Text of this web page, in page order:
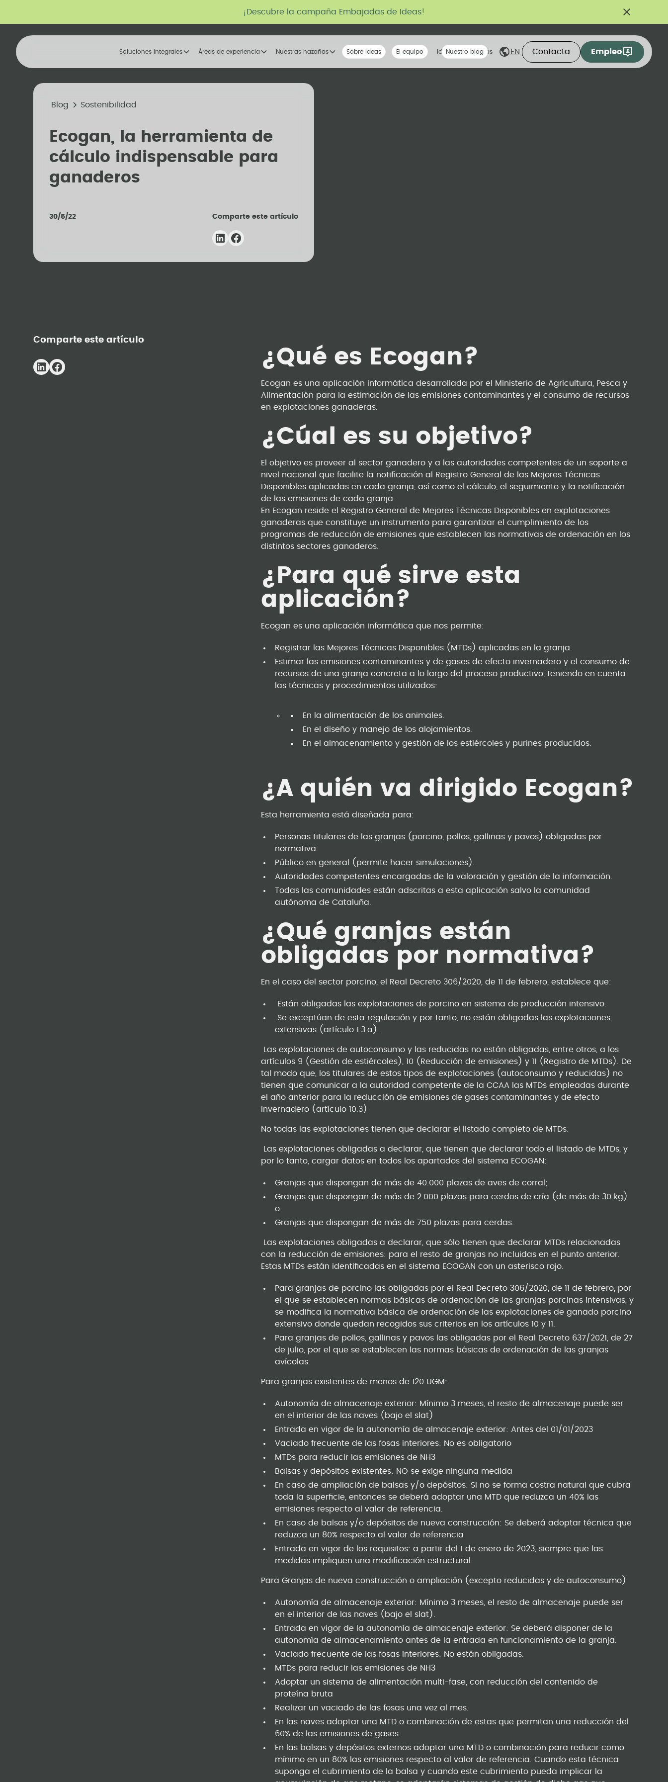
¡Descubre la campaña Embajadas de Ideas!
Soluciones integrales Áreas de experiencia Nuestras hazañas Nuestra voz
Sobre Ideas La tribu
El equipo Ideas compartidas
Nuestro blog EN Contacta Empleo
Blog Sostenibilidad
Ecogan, la herramienta de
cálculo indispensable para
ganaderos
30/5/22 Comparte este artículo
Comparte este artículo
¿Qué es Ecogan?
Ecogan es una aplicación informática desarrollada por el Ministerio de Agricultura, Pesca y
Alimentación para la estimación de las emisiones contaminantes y el consumo de recursos
en explotaciones ganaderas.
¿Cúal es su objetivo?
El objetivo es proveer al sector ganadero y a las autoridades competentes de un soporte a
nivel nacional que facilite la notificación al Registro General de las Mejores Técnicas
Disponibles aplicadas en cada granja, así como el cálculo, el seguimiento y la notificación
de las emisiones de cada granja.
En Ecogan reside el Registro General de Mejores Técnicas Disponibles en explotaciones
ganaderas que constituye un instrumento para garantizar el cumplimiento de los
programas de reducción de emisiones que establecen las normativas de ordenación en los
distintos sectores ganaderos.
¿Para qué sirve esta
aplicación?
Ecogan es una aplicación informática que nos permite:
Registrar las Mejores Técnicas Disponibles (MTDs) aplicadas en la granja.
Estimar las emisiones contaminantes y de gases de efecto invernadero y el consumo de
recursos de una granja concreta a lo largo del proceso productivo, teniendo en cuenta
las técnicas y procedimientos utilizados:
En la alimentación de los animales.
En el diseño y manejo de los alojamientos.
En el almacenamiento y gestión de los estiércoles y purines producidos.
¿A quién va dirigido Ecogan?
Esta herramienta está diseñada para:
Personas titulares de las granjas (porcino, pollos, gallinas y pavos) obligadas por
normativa.
Público en general (permite hacer simulaciones).
Autoridades competentes encargadas de la valoración y gestión de la información.
Todas las comunidades están adscritas a esta aplicación salvo la comunidad
autónoma de Cataluña.
¿Qué granjas están
obligadas por normativa?
En el caso del sector porcino, el Real Decreto 306/2020, de 11 de febrero, establece que:
­ Están obligadas las explotaciones de porcino en sistema de producción intensivo.
­ Se exceptúan de esta regulación y por tanto, no están obligadas las explotaciones
extensivas (artículo 1.3.a).
­ Las explotaciones de autoconsumo y las reducidas no están obligadas, entre otros, a los
artículos 9 (Gestión de estiércoles), 10 (Reducción de emisiones) y 11 (Registro de MTDs). De
tal modo que, los titulares de estos tipos de explotaciones (autoconsumo y reducidas) no
tienen que comunicar a la autoridad competente de la CCAA las MTDs empleadas durante
el año anterior para la reducción de emisiones de gases contaminantes y de efecto
invernadero (artículo 10.3)
No todas las explotaciones tienen que declarar el listado completo de MTDs:
­ Las explotaciones obligadas a declarar, que tienen que declarar todo el listado de MTDs, y
por lo tanto, cargar datos en todos los apartados del sistema ECOGAN:
Granjas que dispongan de más de 40.000 plazas de aves de corral;
Granjas que dispongan de más de 2.000 plazas para cerdos de cría (de más de 30 kg)
o
Granjas que dispongan de más de 750 plazas para cerdas.
­ Las explotaciones obligadas a declarar, que sólo tienen que declarar MTDs relacionadas
con la reducción de emisiones: para el resto de granjas no incluidas en el punto anterior.
Estas MTDs están identificadas en el sistema ECOGAN con un asterisco rojo.
Para granjas de porcino las obligadas por el Real Decreto 306/2020, de 11 de febrero, por
el que se establecen normas básicas de ordenación de las granjas porcinas intensivas, y
se modifica la normativa básica de ordenación de las explotaciones de ganado porcino
extensivo donde quedan recogidos sus criterios en los artículos 10 y 11.
Para granjas de pollos, gallinas y pavos las obligadas por el Real Decreto 637/2021, de 27
de julio, por el que se establecen las normas básicas de ordenación de las granjas
avícolas.
Para granjas existentes de menos de 120 UGM:
Autonomía de almacenaje exterior: Mínimo 3 meses, el resto de almacenaje puede ser
en el interior de las naves (bajo el slat)
Entrada en vigor de la autonomía de almacenaje exterior: Antes del 01/01/2023
Vaciado frecuente de las fosas interiores: No es obligatorio
MTDs para reducir las emisiones de NH3
Balsas y depósitos existentes: NO se exige ninguna medida
En caso de ampliación de balsas y/o depósitos: Si no se forma costra natural que cubra
toda la superficie, entonces se deberá adoptar una MTD que reduzca un 40% las
emisiones respecto al valor de referencia.
En caso de balsas y/o depósitos de nueva construcción: Se deberá adoptar técnica que
reduzca un 80% respecto al valor de referencia
Entrada en vigor de los requisitos: a partir del 1 de enero de 2023, siempre que las
medidas impliquen una modificación estructural.
Para Granjas de nueva construcción o ampliación (excepto reducidas y de autoconsumo)
Autonomía de almacenaje exterior: Mínimo 3 meses, el resto de almacenaje puede ser
en el interior de las naves (bajo el slat).
Entrada en vigor de la autonomía de almacenaje exterior: Se deberá disponer de la
autonomía de almacenamiento antes de la entrada en funcionamiento de la granja.
Vaciado frecuente de las fosas interiores: No están obligadas.
MTDs para reducir las emisiones de NH3
Adoptar un sistema de alimentación multi-fase, con reducción del contenido de
proteína bruta
Realizar un vaciado de las fosas una vez al mes.
En las naves adoptar una MTD o combinación de estas que permitan una reducción del
60% de las emisiones de gases.
En las balsas y depósitos externos adoptar una MTD o combinación para reducir como
mínimo en un 80% las emisiones respecto al valor de referencia. Cuando esta técnica
suponga el cubrimiento de la balsa y cuando este cubrimiento pueda implicar la